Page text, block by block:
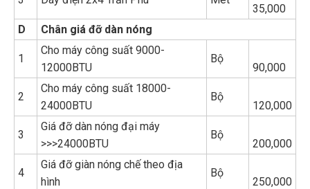
35,000
D
Chân giá đỡ dàn nóng
1
Cho máy công suất 9000-
12000BTU
Bộ
90,000
2
Cho máy công suất 18000-
24000BTU
Bộ
120,000
3
Giá đỡ dàn nóng đại máy
>>>24000BTU
Bộ
200,000
4
Giá đỡ giàn nóng chế theo địa
hình
Bộ
250,000